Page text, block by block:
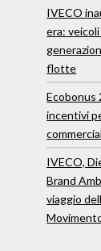
IVECO
era:
flotte
Ecobonus
incentivi
IVECO,
Brand
viaggio